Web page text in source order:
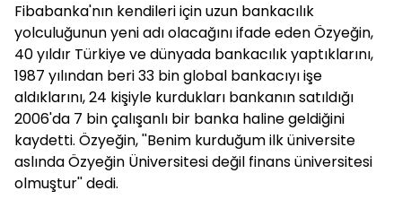
Fibabanka'nın kendileri için uzun bankacılık
yolculuğunun yeni adı olacağını ifade eden Özyeğin,
40 yıldır Türkiye ve dünyada bankacılık yaptıklarını,
1987 yılından beri 33 bin global bankacıyı işe
aldıklarını, 24 kişiyle kurdukları bankanın satıldığı
2006'da 7 bin çalışanlı bir banka haline geldiğini
kaydetti. Özyeğin, ''Benim kurduğum ilk üniversite
aslında Özyeğin Üniversitesi değil finans üniversitesi
olmuştur'' dedi.